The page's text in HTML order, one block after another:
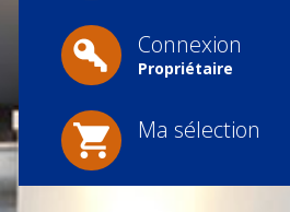
Connexion
Propriétaire
Ma sélection